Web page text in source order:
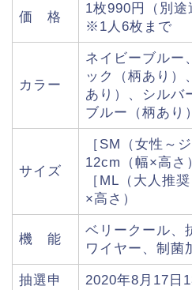
価 格
1枚990円（別途
※1人6枚まで
カラー
ネイビーブルー
ック（柄あり）
あり）、シルバ
ブルー（柄あり）
サイズ
［SM（女性～
12cm（幅×高さ
［ML（大人推
×高さ）
機 能
ベリークール、
ワイヤー、制菌
抽選申
2020年8月17日